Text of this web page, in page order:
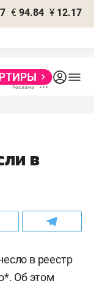
€ 94.84 ¥ 12.17
в
в реестр
Об этом